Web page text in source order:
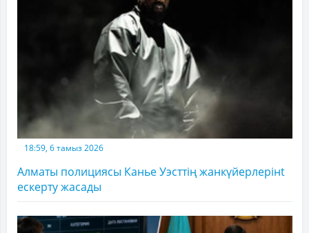
18:59, 6 тамыз 2026
Алматы полициясы Канье Уэсттің жанкүйерлерінt
ескерту жасады